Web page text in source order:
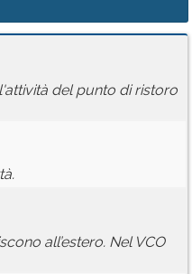
del punto di ristoro
all’estero. Nel VCO